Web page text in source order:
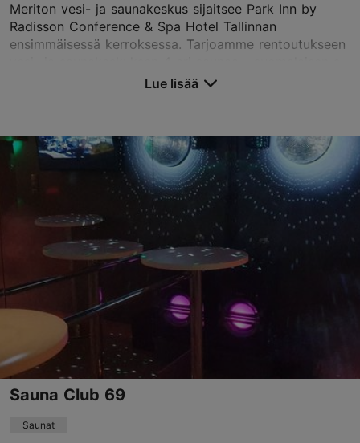
Lue ja kirjoita kommentteja TripAdvisorissa
Meriton vesi- ja saunakeskus sijaitsee Park Inn by
Radisson Conference & Spa Hotel Tallinnan
ensimmäisessä kerroksessa. Tarjoamme rentoutukseen
Toompuiestee 27, Tallinn
ma-su 07:00–22:00
sportclub.meriton.tallinn@parkinn.com
+372 6288120
Lue lisää
Sauna Club 69
Saunat